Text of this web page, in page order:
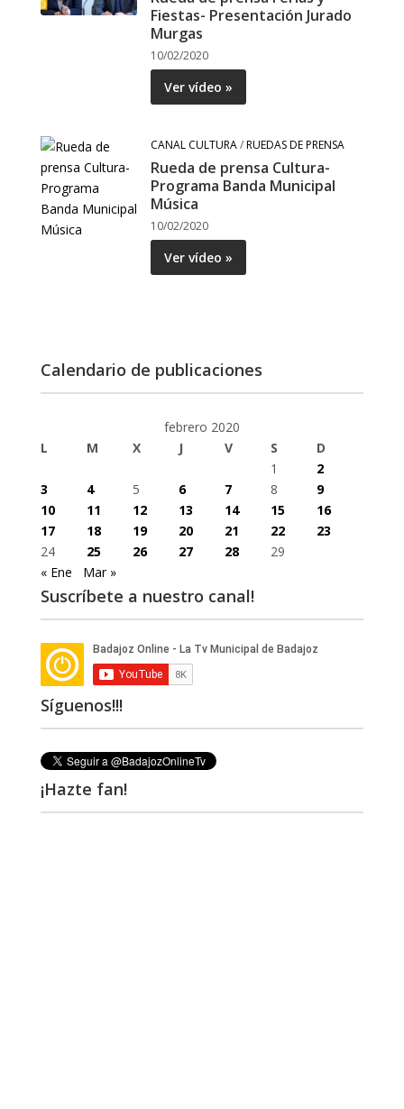
Fiestas- Presentación Jurado
Murgas
10/02/2020
Ver vídeo »
CANAL CULTURA/RUEDAS DE PRENSA
Rueda de prensa Cultura-
Programa Banda Municipal
Música
10/02/2020
Ver vídeo »
Calendario de publicaciones
febrero 2020
L
M X J V S
D
1
2
3
4 5 6 7 8
9
10
11 12 13 14 15
16
17
18 19 20 21 22
23
24
25 26 27 28
29
« Ene
Mar »
Suscríbete a nuestro canal!
Síguenos!!!
¡Hazte fan!